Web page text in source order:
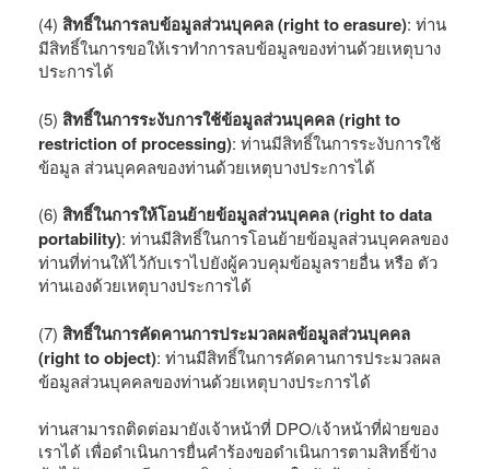
(4) สิทธิ์ในการลบข้อมูลส่วนบุคคล (right to erasure): ท่าน
มีสิทธิ์ในการขอให้เราทำการลบข้อมูลของท่านด้วยเหตุบาง
ประการได้
(5) สิทธิ์ในการระงับการใช้ข้อมูลส่วนบุคคล (right to
restriction of processing): ท่านมีสิทธิ์ในการระงับการใช้
ข้อมูล ส่วนบุคคลของท่านด้วยเหตุบางประการได้
(6) สิทธิ์ในการให้โอนย้ายข้อมูลส่วนบุคคล (right to data
portability): ท่านมีสิทธิ์ในการโอนย้ายข้อมูลส่วนบุคคลของ
ท่านที่ท่านให้ไว้กับเราไปยังผู้ควบคุมข้อมูลรายอื่น หรือ ตัว
ท่านเองด้วยเหตุบางประการได้
(7) สิทธิ์ในการคัดคานการประมวลผลข้อมูลส่วนบุคคล
(right to object): ท่านมีสิทธิ์ในการคัดคานการประมวลผล
ข้อมูลส่วนบุคคลของท่านด้วยเหตุบางประการได้
ท่านสามารถติดต่อมายังเจ้าหน้าที่ DPO/เจ้าหน้าที่ฝ่ายของ
เราได้ เพื่อดำเนินการยื่นคำร้องขอดำเนินการตามสิทธิ์ข้าง